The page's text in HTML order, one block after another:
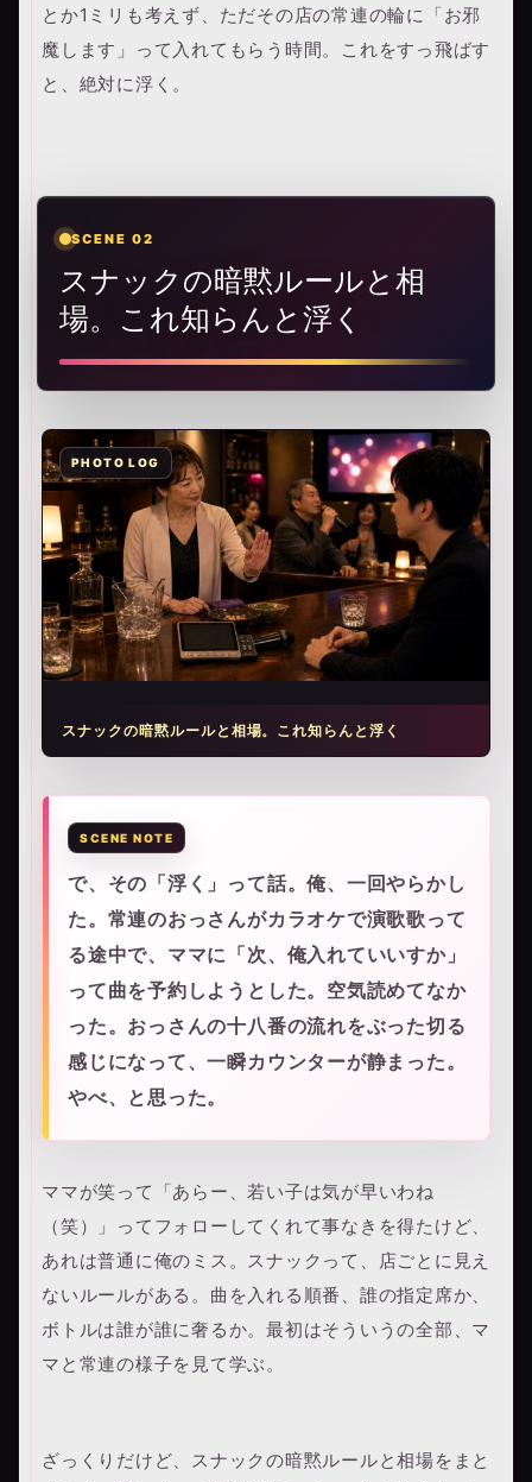
とか1ミリも考えず、ただその店の常連の輪に「お邪
魔します」って入れてもらう時間。これをすっ飛ばす
と、絶対に浮く。
SCENE 02
スナックの暗黙ルールと相
場。これ知らんと浮く
スナックの暗黙ルールと相場。これ知らんと浮く
で、その「浮く」って話。俺、一回やらかし
た。常連のおっさんがカラオケで演歌歌って
る途中で、ママに「次、俺入れていいすか」
って曲を予約しようとした。空気読めてなか
った。おっさんの十八番の流れをぶった切る
感じになって、一瞬カウンターが静まった。
やべ、と思った。
ママが笑って「あらー、若い子は気が早いわね
（笑）」ってフォローしてくれて事なきを得たけど、
あれは普通に俺のミス。スナックって、店ごとに見え
ないルールがある。曲を入れる順番、誰の指定席か、
ボトルは誰が誰に奢るか。最初はそういうの全部、マ
マと常連の様子を見て学ぶ。
ざっくりだけど、スナックの暗黙ルールと相場をまと